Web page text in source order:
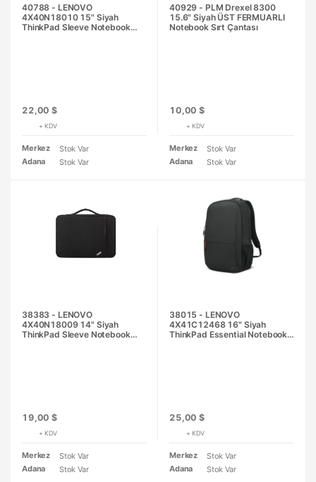
40788 - LENOVO
4X40N18010 15" Siyah
ThinkPad Sleeve Notebook
22,00 $
+ KDV
Merkez
Stok Var
Adana
Stok Var
40929 - PLM Drexel 8300
15.6" Siyah ÜST FERMUARLI
Notebook Sırt Çantası
10,00 $
+ KDV
Merkez
Stok Var
Adana
Stok Var
38383 - LENOVO
4X40N18009 14" Siyah
ThinkPad Sleeve Notebook
19,00 $
+ KDV
Merkez
Stok Var
Adana
Stok Var
38015 - LENOVO
4X41C12468 16" Siyah
ThinkPad Essential Notebook
25,00 $
+ KDV
Merkez
Stok Var
Adana
Stok Var